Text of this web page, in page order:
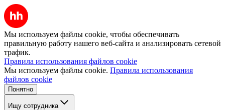
Мы используем файлы cookie, чтобы обеспечивать
правильную работу нашего веб-сайта и анализировать сетевой
трафик.
Правила использования файлов cookie
Мы используем файлы cookie. Правила использования
файлов cookie
Понятно
Ищу сотрудника